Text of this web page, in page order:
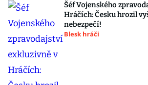
Šéf Vojenského
Hráčích: Česku hrozil
nebezpečí!
Blesk hráči